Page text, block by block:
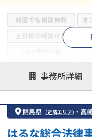
何度でも相談無料 オ
土日祝の相談可能
借金返済相談・交渉
個人再生
事務所詳細
群馬県 (近隣エリア) ・ 高
はるな総合法律